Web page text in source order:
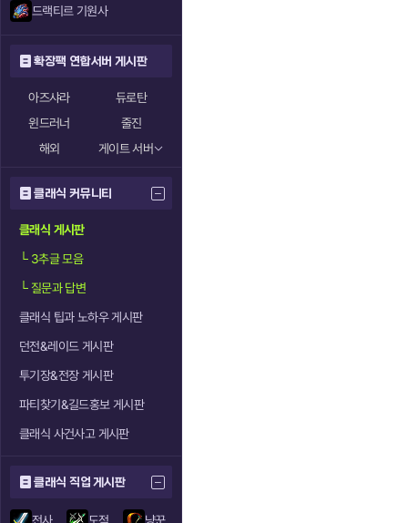
드랙티르 기원사
확장팩 연합서버 게시판
아즈샤라
듀로탄
윈드러너
줄진
해외
게이트 서버
클래식 커뮤니티
클래식 게시판
└3추글 모음
└질문과 답변
클래식 팁과 노하우 게시판
던전&레이드 게시판
투기장&전장 게시판
파티찾기&길드홍보 게시판
클래식 사건사고 게시판
클래식 직업 게시판